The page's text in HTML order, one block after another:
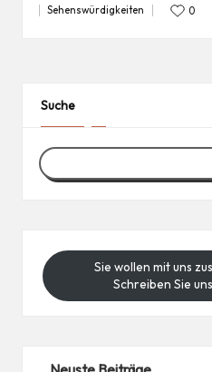
Posted
Sehenswürdigkeiten 0
Suche
Sie wollen mit uns
Schreiben Sie